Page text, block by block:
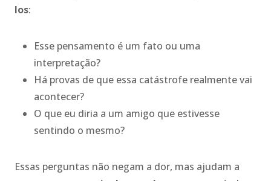
los:
Esse pensamento é um fato ou uma
interpretação?
Há provas de que essa catástrofe realmente vai
acontecer?
O que eu diria a um amigo que estivesse
sentindo o mesmo?
Essas perguntas não negam a dor, mas ajudam a